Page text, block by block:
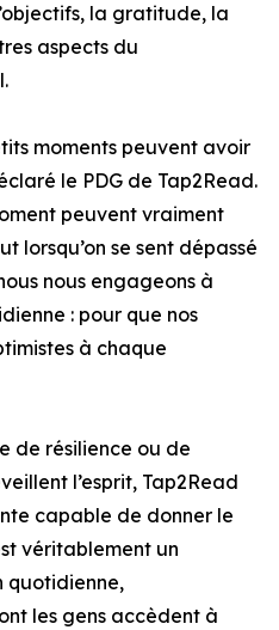
la gratitude, la
aspects du
moments peuvent avoir
le PDG de Tap2Read.
peuvent vraiment
lorsqu’on se sent dépassé
nous engageons à
: pour que nos
à chaque
de résilience ou de
l’esprit, Tap2Read
capable de donner le
véritablement un
quotidienne,
les gens accèdent à